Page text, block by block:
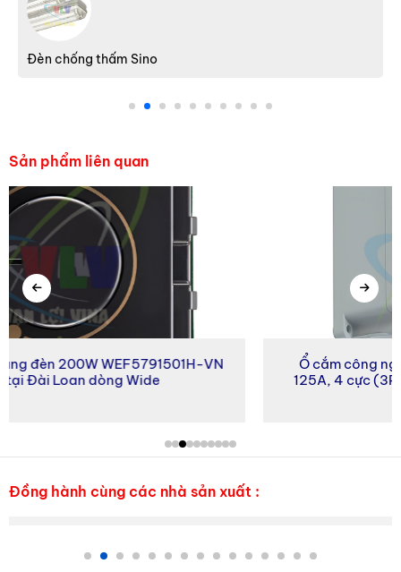
Đèn chống thấm Sino
Đèn chiếu gương Sino
Máng đèn Sino
Sản phẩm liên quan
VN
Ổ cắm công nghiệp F144-6 lắp
125A, 4 cực (3P+PE), điện áp
Đồng hành cùng các nhà sản xuất :